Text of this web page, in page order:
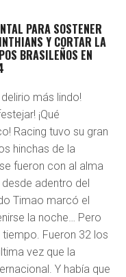
PARA SOSTENER
Y CORTAR LA
BRASILEÑOS EN
delirio más lindo!
¡Qué
Racing tuvo su gran
hinchas de la
fueron con al alma
adentro del
Timao marcó el
la noche… Pero
Fueron 32 los
vez que la
Y había que